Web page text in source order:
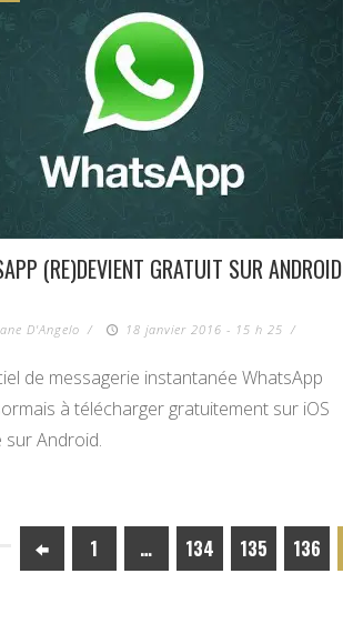
(RE)DEVIENT GRATUIT SUR ANDROID
D'Angelo / 18 janvier 2016 - 15 h 25 /
de messagerie instantanée WhatsApp
à télécharger gratuitement sur iOS
sur Android.
1 … 134 135 136